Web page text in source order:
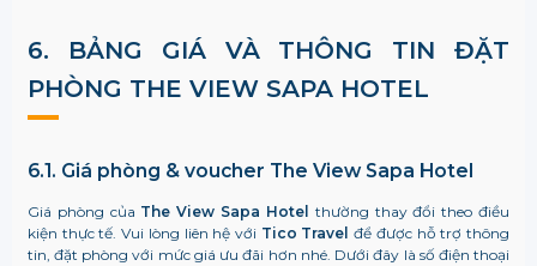
6. BẢNG GIÁ VÀ THÔNG TIN ĐẶT
PHÒNG THE VIEW SAPA HOTEL
6.1. Giá phòng & voucher The View Sapa Hotel
Giá phòng của The View Sapa Hotel thường thay đổi theo điều
kiện thực tế. Vui lòng liên hệ với Tico Travel để được hỗ trợ thông
tin, đặt phòng với mức giá ưu đãi hơn nhé. Dưới đây là số điện thoại